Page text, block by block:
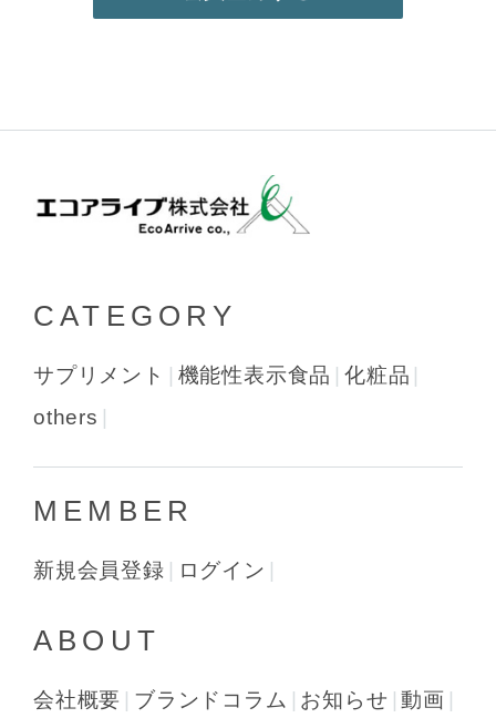
CATEGORY
サプリメント 機能性表示食品
化粧品
others
MEMBER
新規会員登録 ログイン
ABOUT
会社概要 ブランドコラム お知らせ 動画